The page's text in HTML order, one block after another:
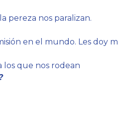
pereza nos paralizan.
en el mundo. Les doy
los que nos rodean